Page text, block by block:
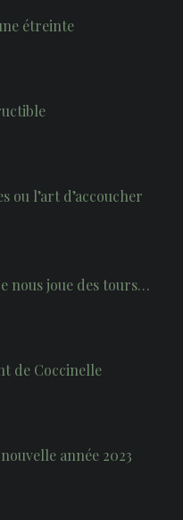
étreinte
ou l’art d’accoucher
nous joue des tours…
de Coccinelle
année 2023